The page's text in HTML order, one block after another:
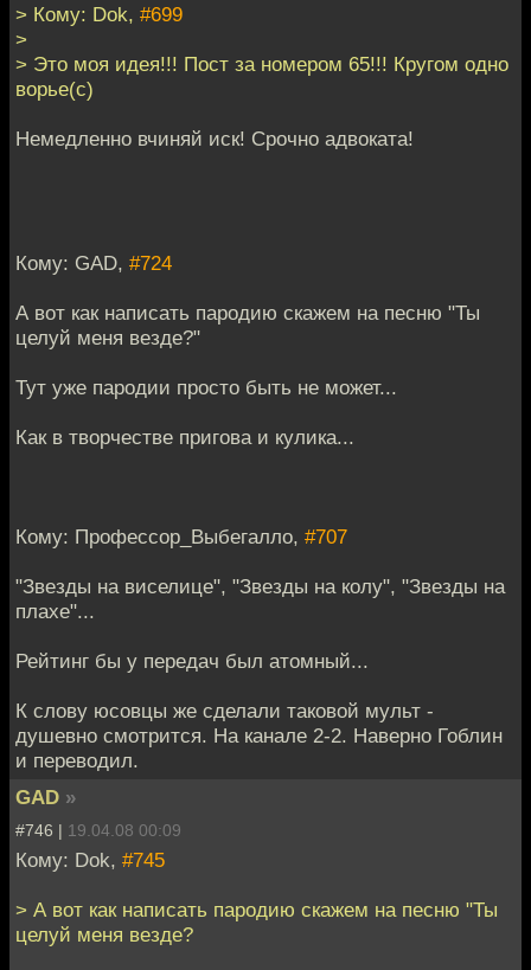
> Кому: Dok, #699
>
> Это моя идея!!! Пост за номером 65!!! Кругом одно
ворье(c)
Немедленно вчиняй иск! Срочно адвоката!
Кому: GAD, #724
А вот как написать пародию скажем на песню "Ты
целуй меня везде?"
Тут уже пародии просто быть не может...
Как в творчестве пригова и кулика...
Кому: Профессор_Выбегалло, #707
"Звезды на виселице", "Звезды на колу", "Звезды на
плахе"...
Рейтинг бы у передач был атомный...
К слову юсовцы же сделали таковой мульт -
душевно смотрится. На канале 2-2. Наверно Гоблин
и переводил.
GAD »
#746 | 19.04.08 00:09
Кому: Dok, #745
> А вот как написать пародию скажем на песню "Ты
целуй меня везде?